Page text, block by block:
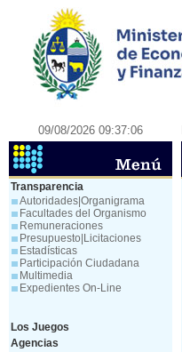
09/08/2026 09:37:06
Transparencia
Autoridades|Organigrama
Facultades del Organismo
Remuneraciones
Presupuesto|Licitaciones
Estadísticas
Participación Ciudadana
Multimedia
Expedientes On-Line
Los Juegos
Agencias